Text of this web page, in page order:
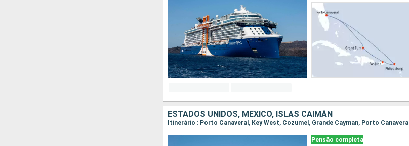
ESTADOS UNIDOS, MÉXICO, ISLAS CAIMÁN
Itinerário : Porto Canaveral, Key West, Cozumel, Grande Cayman, Porto Canaveral
Pensão completa